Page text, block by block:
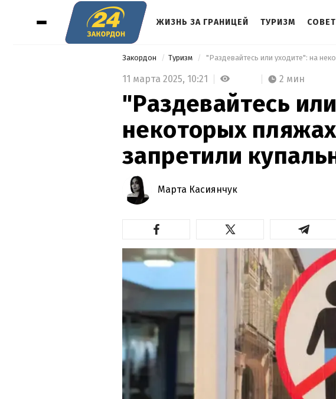
ЖИЗНЬ ЗА ГРАНИЦЕЙ ТУРИЗМ
Закордон Туризм
11 марта 2025, 10:21 2 мин
"Раздевайтесь
некоторых
запретили
Марта Касиянчук